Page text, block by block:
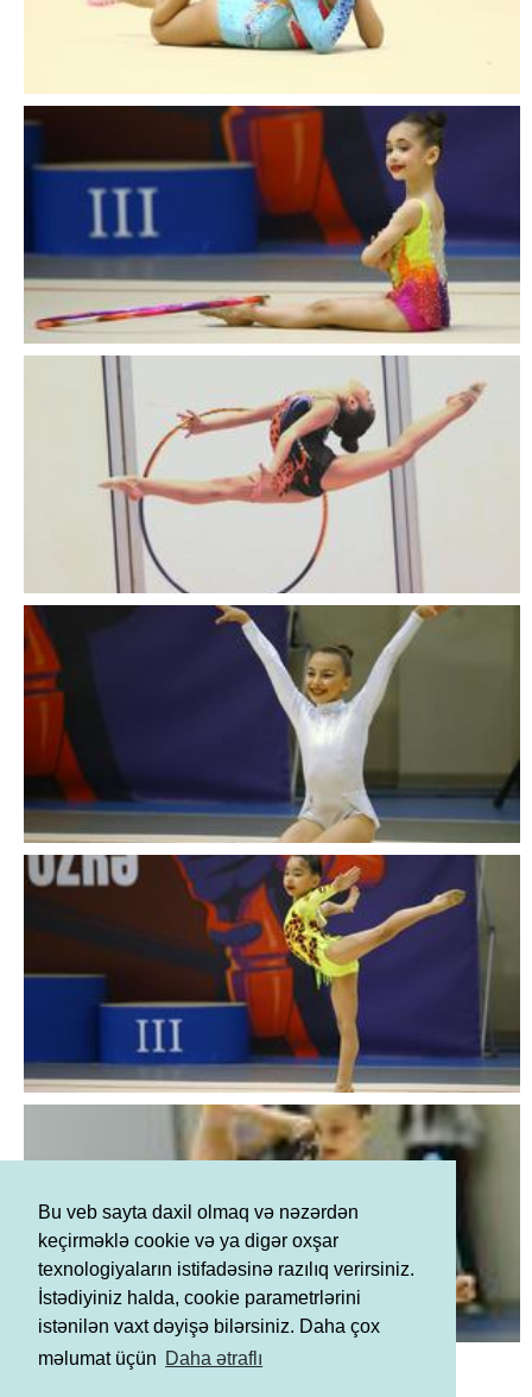
Bu veb sayta daxil olmaq və nəzərdən
keçirməklə cookie və ya digər oxşar
texnologiyaların istifadəsinə razılıq verirsiniz.
İstədiyiniz halda, cookie parametrlərini
istənilən vaxt dəyişə bilərsiniz. Daha çox
məlumat üçün Daha ətraflı